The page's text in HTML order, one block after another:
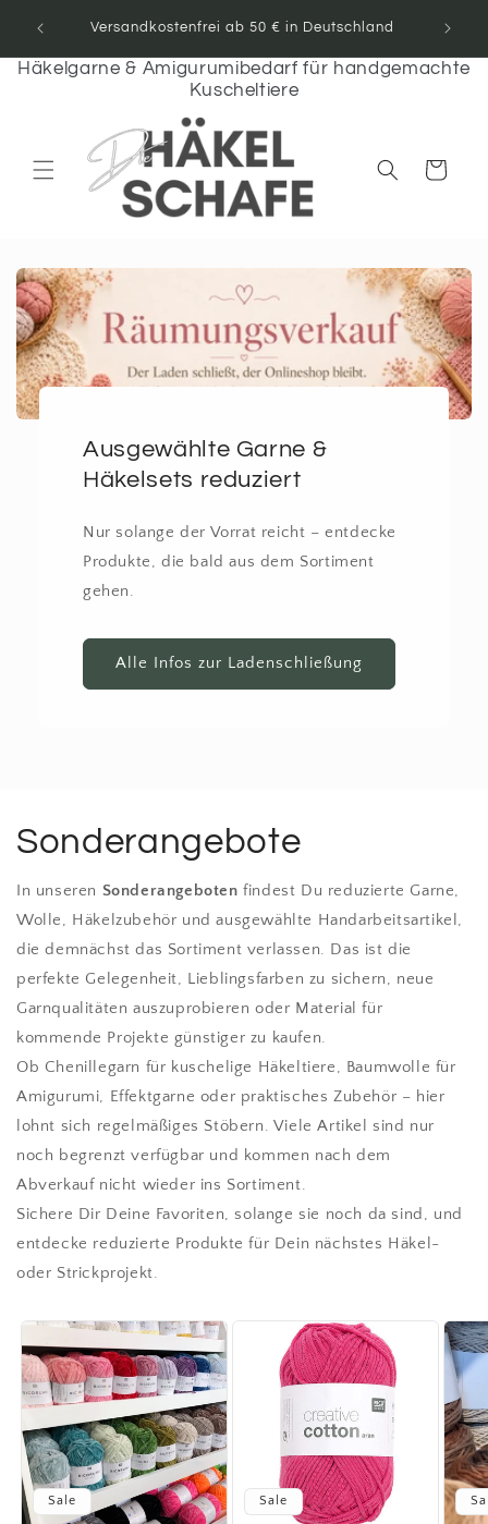
zum
Mehr Versandkostenfrei ab 50 € in Deutschland
Häkelgarne & Amigurumibedarf für handgemachte
Kuscheltiere
Warenkorb
Ausgewählte Garne &
Häkelsets reduziert
Nur solange der Vorrat reicht – entdecke
Produkte, die bald aus dem Sortiment
gehen.
Alle Infos zur Ladenschließung
Sonderangebote
In unseren Sonderangeboten findest Du reduzierte Garne,
Wolle, Häkelzubehör und ausgewählte Handarbeitsartikel,
die demnächst das Sortiment verlassen. Das ist die
perfekte Gelegenheit, Lieblingsfarben zu sichern, neue
Garnqualitäten auszuprobieren oder Material für
kommende Projekte günstiger zu kaufen.
Ob Chenillegarn für kuschelige Häkeltiere, Baumwolle für
Amigurumi, Effektgarne oder praktisches Zubehör – hier
lohnt sich regelmäßiges Stöbern. Viele Artikel sind nur
noch begrenzt verfügbar und kommen nach dem
Abverkauf nicht wieder ins Sortiment.
Sichere Dir Deine Favoriten, solange sie noch da sind, und
entdecke reduzierte Produkte für Dein nächstes Häkel-
oder Strickprojekt.
Sale Sale